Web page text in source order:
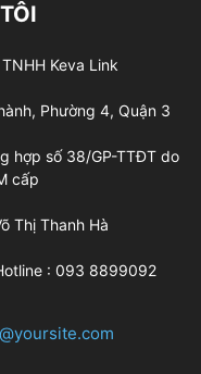
Keva Link
Phường 4, Quận 3
hợp số 38/GP-TTĐT do
cấp
Thị Thanh Hà
: 093 8899092